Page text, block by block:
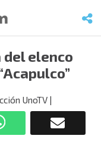
del elenco
UnoTV |